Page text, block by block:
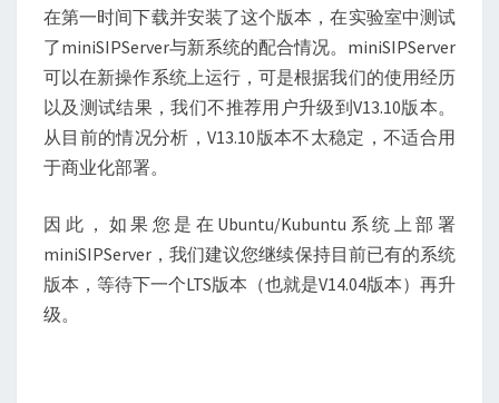
在第一时间下载并安装了这个版本，在实验室中测试
了miniSIPServer与新系统的配合情况。miniSIPServer
可以在新操作系统上运行，可是根据我们的使用经历
以及测试结果，我们不推荐用户升级到V13.10版本。
从目前的情况分析，V13.10版本不太稳定，不适合用
于商业化部署。
因此，如果您是在Ubuntu/Kubuntu系统上部署
miniSIPServer，我们建议您继续保持目前已有的系统
版本，等待下一个LTS版本（也就是V14.04版本）再升
级。